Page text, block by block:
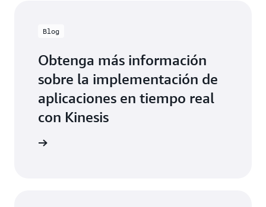
Blog
Obtenga más información
sobre la implementación de
aplicaciones en tiempo real
con Kinesis